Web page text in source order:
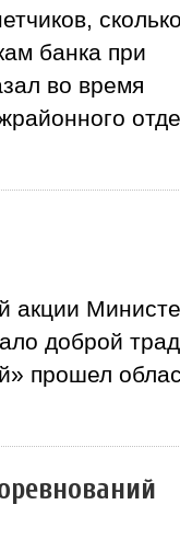
сколько
банка при
во время
акции
доброй
прошел